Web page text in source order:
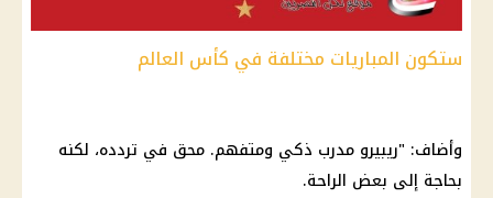
ستكون المباريات مختلفة في كأس العالم
وأضاف: "ريبيرو مدرب ذكي ومتفهم. محق في تردده، لكنه
بحاجة إلى بعض الراحة.